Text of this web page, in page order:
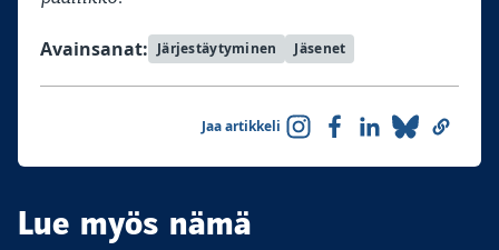
Avainsanat: Järjestäytyminen Jäsenet
Jaa artikkeli
Lue myös nämä